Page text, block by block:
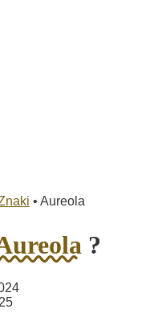
• Aureola
?